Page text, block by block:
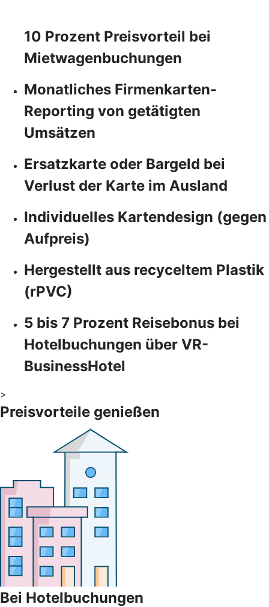
10 Prozent Preisvorteil bei
Mietwagenbuchungen
Monatliches Firmenkarten-
Reporting von getätigten
Umsätzen
Ersatzkarte oder Bargeld bei
Verlust der Karte im Ausland
Individuelles Kartendesign (gegen
Aufpreis)
Hergestellt aus recyceltem Plastik
(rPVC)
5 bis 7 Prozent Reisebonus bei
Hotelbuchungen über VR-
BusinessHotel
>
Preisvorteile genießen
Bei Hotelbuchungen